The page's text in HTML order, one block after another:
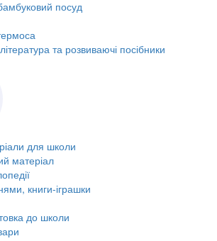
посуд
та розвиваючі посібники
для школи
матеріал
книги-іграшки
до школи